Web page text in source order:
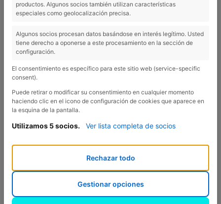
L'AIGUA ÉS VIDA!
Les pluges recents han portat
d’Esponellà!
Tal com us proposem a la nostra
secció derutes al voltant del
càmping, a més de mitja hora a
peu de nosaltres, en direcció als
trobar el
d’Espolla i l’Estany d’Espolla. Es
tracta de tres indrets que
s’omplen de manera intermitent;
només s’omplen quan hi ha
productos. Algunos socios también utilizan características
especiales como geolocalización precisa.
Algunos socios procesan datos basándose en interés legítimo. Usted
tiene derecho a oponerse a este procesamiento en la sección de
configuración.
El consentimiento es específico para este sitio web (service-specific
consent).
Puede retirar o modificar su consentimiento en cualquier momento
haciendo clic en el icono de configuración de cookies que aparece en
la esquina de la pantalla.
Utilizamos 5 socios. Ver lista completa de socios
Rechazar todo
Gestionar opciones